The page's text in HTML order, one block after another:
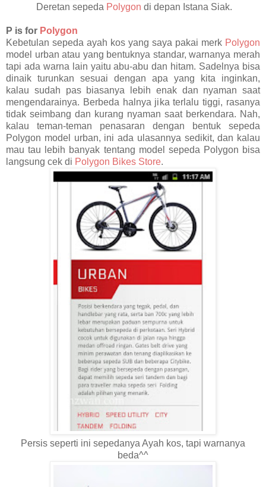
Deretan sepeda Polygon di depan Istana Siak.
P is for Polygon
Kebetulan sepeda ayah kos yang saya pakai merk Polygon
model urban atau yang bentuknya standar, warnanya merah
tapi ada warna lain yaitu abu-abu dan hitam. Sadelnya bisa
dinaik turunkan sesuai dengan apa yang kita inginkan,
kalau sudah pas biasanya lebih enak dan nyaman saat
mengendarainya. Berbeda halnya jika terlalu tiggi, rasanya
tidak seimbang dan kurang nyaman saat berkendara. Nah,
kalau teman-teman penasaran dengan bentuk sepeda
Polygon model urban, ini ada ulasannya sedikit, dan kalau
mau tau lebih banyak tentang model sepeda Polygon bisa
langsung cek di Polygon Bikes Store.
Persis seperti ini sepedanya Ayah kos, tapi warnanya
beda^^